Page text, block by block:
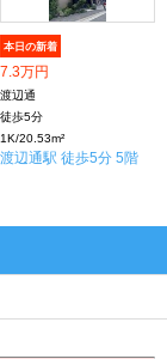
本日の新着
7.3万円
渡辺通
徒歩5分
1K/20.53m²
渡辺通駅 徒歩5分 5階